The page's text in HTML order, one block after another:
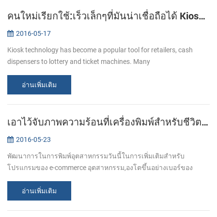
คนใหม่เรียกใช้:เร็วเล็กๆที่มันน่าเชื่อถือได้ Kiosk เครื่องพิมพ์ KP-220
2016-05-17
Kiosk technology has become a popular tool for retailers, cash
dispensers to lottery and ticket machines. Many
make their customers’ e...
อ่านเพิ่มเติม
เอาไว้จับภาพความร้อนที่เครื่องพิมพ์สำหรับชีวิตที่ดีกว่า
2016-05-23
พัฒนาการในการพิมพ์อุตสาหกรรมวันนี้ในการเพิ่มเติมสำหรับ
โปรแกรมของ e-commerce อุตสาหกรรม,องโตขึ้นอย่างเบอร์ของ
เอามันผิดธรรมเนียมต่อศาเพื่อผ...
อ่านเพิ่มเติม